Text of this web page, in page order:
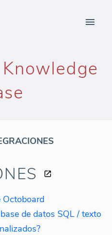
Knowledge
Octoboard
de datos SQL / texto